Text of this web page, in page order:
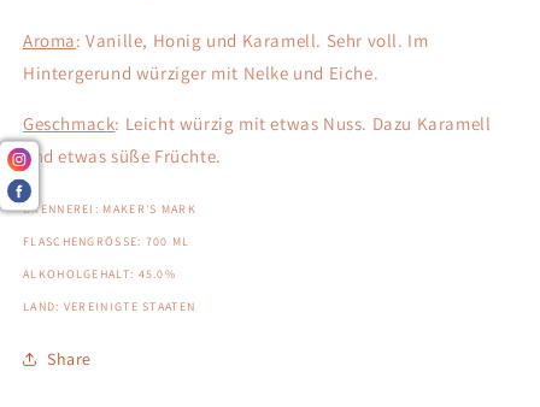
Aroma: Vanille, Honig und Karamell. Sehr voll. Im
Hintergerund würziger mit Nelke und Eiche.
Geschmack: Leicht würzig mit etwas Nuss. Dazu Karamell
und etwas süße Früchte.
BRENNEREI: MAKER'S MARK
FLASCHENGRÖSSE: 700 ML
ALKOHOLGEHALT: 45.0%
LAND: VEREINIGTE STAATEN
Share